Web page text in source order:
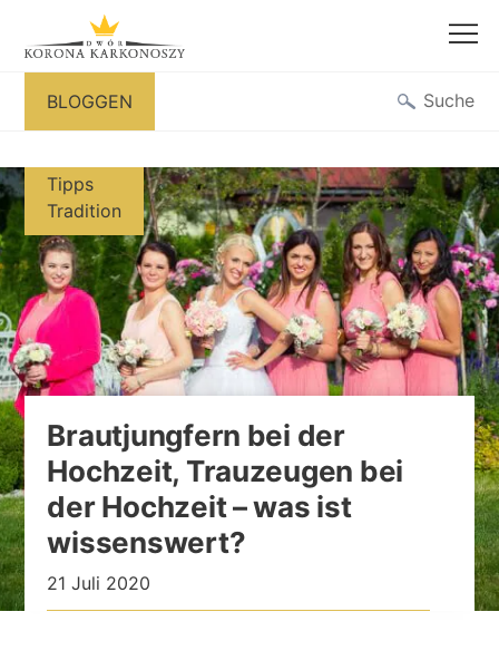
Inhalt
springen
BLOGGEN
Brautjungfern bei der
Hochzeit, Trauzeugen bei
der Hochzeit – was ist
wissenswert?
21 Juli 2020
Tipps
Tradition